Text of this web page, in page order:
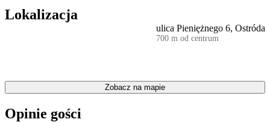
Centralna lokalizacja w Ostródzie, zaledwie 200 metrów od dworca
PKP, zapewnia łatwy dostęp do głównych atrakcji miasta.Zamek
, muzeum, amfiteatr oraz molo nad Jeziorem Drwęckim
skorzystania z płatnej wypożyczalni rowerów i łódek. W okolicy
dostępne są również kręgle, klub nocny oraz opcja zorganizowania
Lokalizacja
ulica Pieniężnego 6, Ostróda
700 m od centrum
Zobacz na mapie
Opinie gości